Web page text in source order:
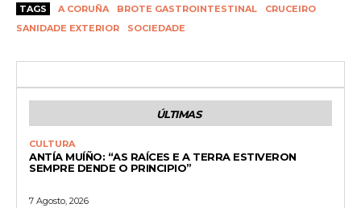
TAGS A CORUÑA BROTE GASTROINTESTINAL
CRUCEIRO
SANIDADE EXTERIOR
SOCIEDADE
ÚLTIMAS
CULTURA
ANTÍA MUÍÑO: “AS RAÍCES E A TERRA ESTIVERON
SEMPRE DENDE O PRINCIPIO”
7 Agosto, 2026